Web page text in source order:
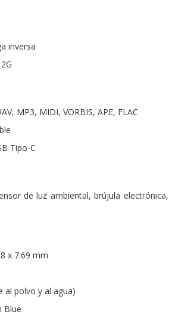
inversa
MP3, MIDI, VORBIS, APE, FLAC
Tipo-C
de luz ambiental, brújula
x 7.69 mm
al polvo y al agua)
Blue